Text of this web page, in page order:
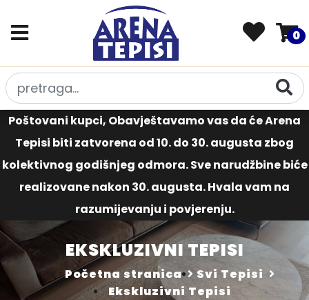
0
Poštovani kupci, Obavještavamo vas da će Arena
Tepisi biti zatvorena od 10. do 30. augusta zbog
kolektivnog godišnjeg odmora. Sve narudžbine biće
realizovane nakon 30. augusta. Hvala vam na
razumijevanju i povjerenju.
EKSKLUZIVNI TEPISI
Početna stranica
Svi Tepisi
Ekskluzivni Tepisi